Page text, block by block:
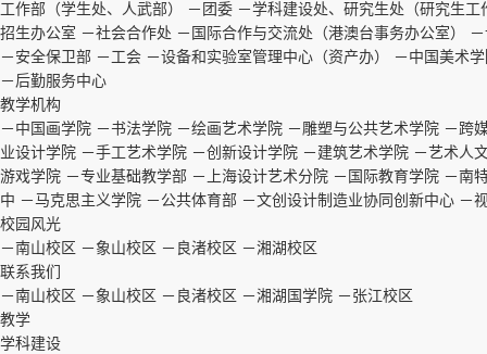
工作部（学生处、人武部）
－团委 －学科建设处、研究生处（研究生工
招生办公室 －社会合作处 －国际合作与交流处（港澳台事务办公室）
－安全保卫部 －工会 －设备和实验室管理中心（资产办）
－中国美术
－后勤服务中心
教学机构
－中国画学院 －书法学院 －绘画艺术学院 －雕塑与公共艺术学院 －跨
业设计学院 －手工艺术学院 －创新设计学院 －建筑艺术学院 －艺术人
游戏学院 －专业基础教学部 －上海设计艺术分院 －国际教育学院 －南
中 －马克思主义学院 －公共体育部 －文创设计制造业协同创新中心 －
校园风光
－南山校区 －象山校区 －良渚校区 －湘湖校区
联系我们
－南山校区 －象山校区 －良渚校区 －湘湖国学院 －张江校区
教学
学科建设